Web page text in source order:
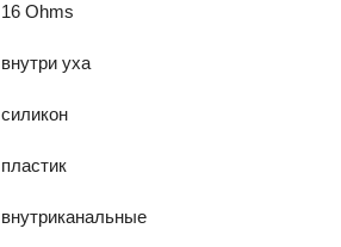
16 Ohms
внутри уха
силикон
пластик
внутриканальные